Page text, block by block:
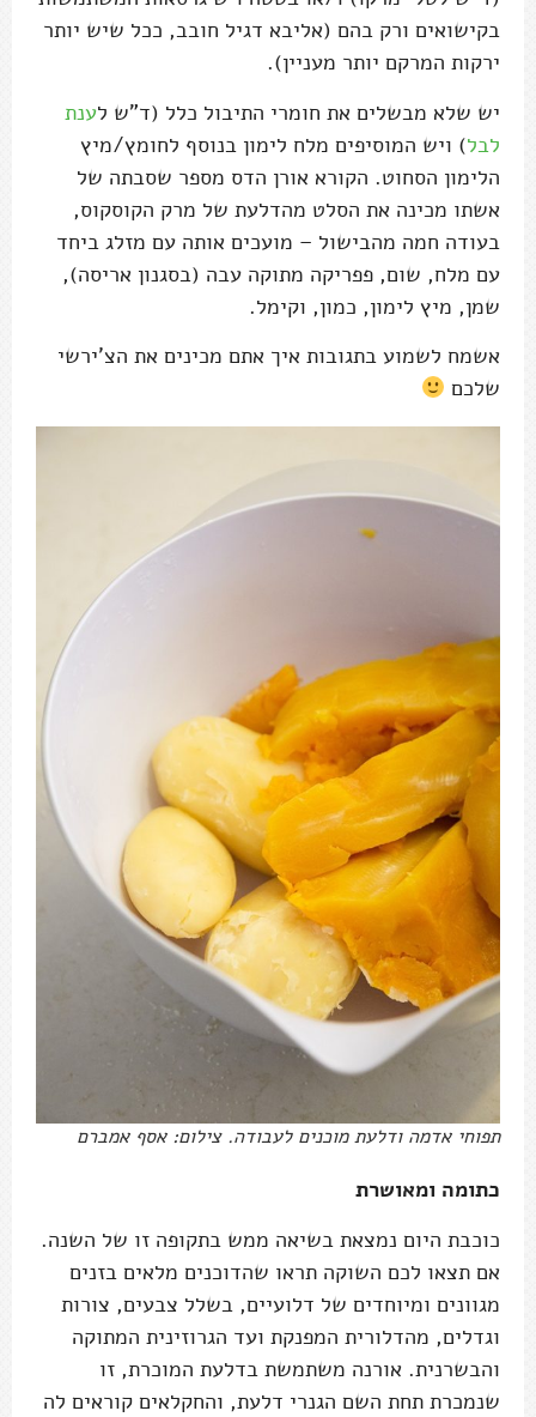
בקישואים ורק בהם (אליבא דגיל חובב, ככל שיש יותר
ירקות המרקם יותר מעניין).
יש שלא מבשלים את חומרי התיבול כלל (ד"ש לענת
לבל) ויש המוסיפים מלח לימון בנוסף לחומץ/מיץ
הלימון הסחוט. הקורא אורן הדס מספר שסבתה של
אשתו מכינה את הסלט מהדלעת של מרק הקוסקוס,
בעודה חמה מהבישול – מועכים אותה עם מזלג ביחד
עם מלח, שום, פפריקה מתוקה עבה (בסגנון אריסה),
שמן, מיץ לימון, כמון, וקימל.
אשמח לשמוע בתגובות איך אתם מכינים את הצ'ירשי
שלכם
תפוחי אדמה ודלעת מוכנים לעבודה. צילום: אסף אמברם
כתומה ומאושרת
כוכבת היום נמצאת בשיאה ממש בתקופה זו של השנה.
אם תצאו לכם השוקה תראו שהדוכנים מלאים בזנים
מגוונים ומיוחדים של דלועיים, בשלל צבעים, צורות
וגדלים, מהדלורית המפנקת ועד הגרוזינית המתוקה
והבשרנית. אורנה משתמשת בדלעת המוכרת, זו
שנמכרת תחת השם הגנרי דלעת, והחקלאים קוראים לה